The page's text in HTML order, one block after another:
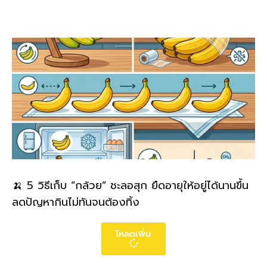
🍌 5 วิธีเก็บ “กล้วย” ชะลอสุก ยืดอายุให้อยู่ได้นานขึ้น
ลดปัญหากินไม่ทันจนต้องทิ้ง
โหลดเพิ่ม